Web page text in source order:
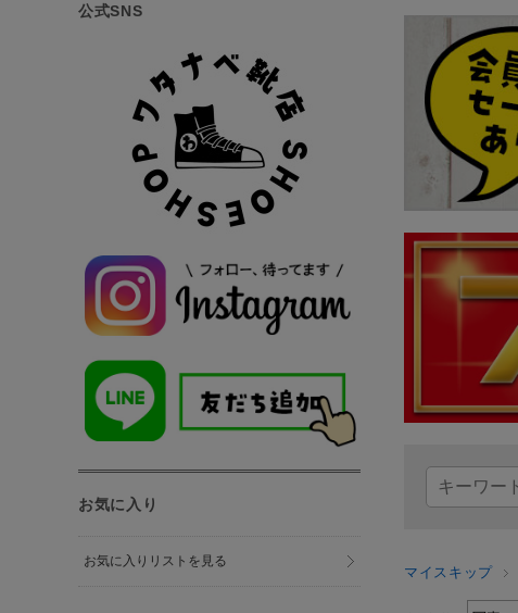
マイスキップ
公式SNS
お気に入り
お気に入りリストを見る